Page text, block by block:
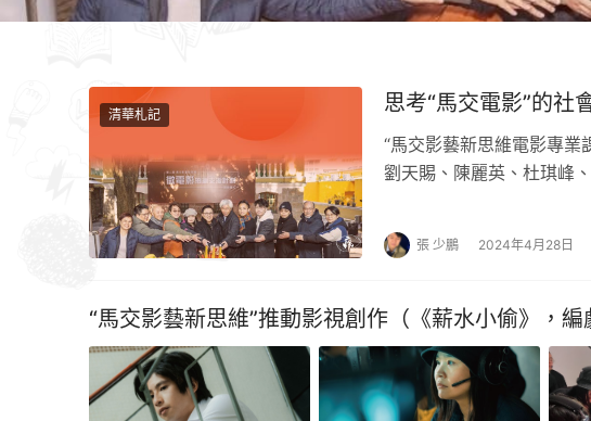
清華札記 思考“馬交電影”的社
“馬交影藝新思維電影專
劉天賜、陳麗英、杜琪峰
張 少鵬 2024年4月28日
“馬交影藝新思維”推動影視創作（《薪水小偷》，編